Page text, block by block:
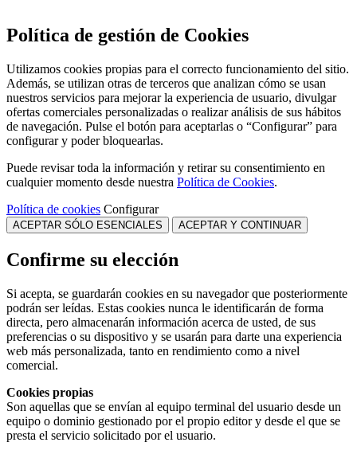
Política de gestión de Cookies
Utilizamos cookies propias para el correcto funcionamiento del sitio.
Además, se utilizan otras de terceros que analizan cómo se usan
nuestros servicios para mejorar la experiencia de usuario, divulgar
ofertas comerciales personalizadas o realizar análisis de sus hábitos
de navegación. Pulse el botón para aceptarlas o “Configurar” para
configurar y poder bloquearlas.
Puede revisar toda la información y retirar su consentimiento en
cualquier momento desde nuestra Política de Cookies.
Política de cookies Configurar
ACEPTAR SÓLO ESENCIALES ACEPTAR Y CONTINUAR
Confirme su elección
Si acepta, se guardarán cookies en su navegador que posteriormente
podrán ser leídas. Estas cookies nunca le identificarán de forma
directa, pero almacenarán información acerca de usted, de sus
preferencias o su dispositivo y se usarán para darte una experiencia
web más personalizada, tanto en rendimiento como a nivel
comercial.
Cookies propias
Son aquellas que se envían al equipo terminal del usuario desde un
equipo o dominio gestionado por el propio editor y desde el que se
presta el servicio solicitado por el usuario.